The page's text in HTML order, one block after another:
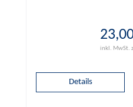
inkl. MwSt.
Details